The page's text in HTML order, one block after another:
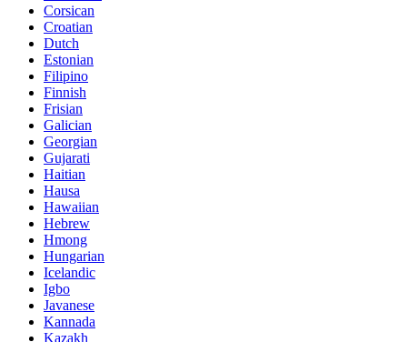
Corsican
Croatian
Dutch
Estonian
Filipino
Finnish
Frisian
Galician
Georgian
Gujarati
Haitian
Hausa
Hawaiian
Hebrew
Hmong
Hungarian
Icelandic
Igbo
Javanese
Kannada
Kazakh